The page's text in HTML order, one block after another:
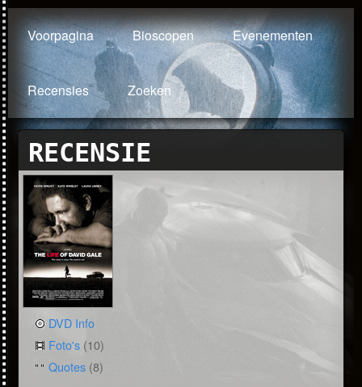
Voorpagina Bioscopen Evenementen
Recensies Zoeken
RECENSIE
DVD Info
Foto's (10)
Quotes (8)